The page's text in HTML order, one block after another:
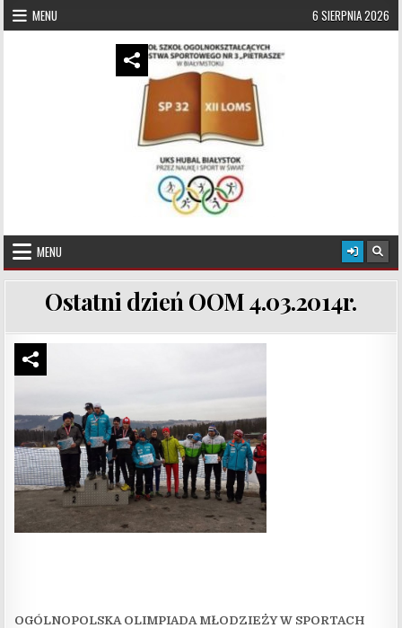
Skip to content
MENU 6 SIERPNIA 2026
UKS Hubal Białystok
MENU
Ostatni dzień OOM 4.03.2014r.
OGÓLNOPOLSKA OLIMPIADA MŁODZIEŻY W SPORTACH